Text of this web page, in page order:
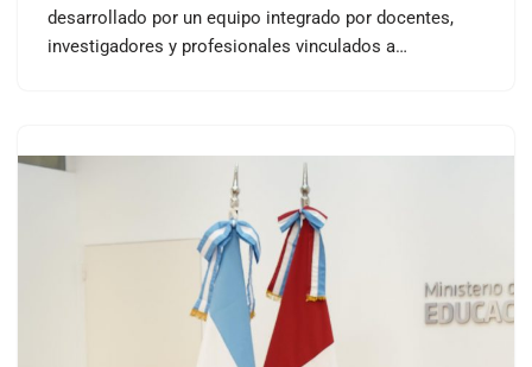
desarrollado por un equipo integrado por docentes,
investigadores y profesionales vinculados a…